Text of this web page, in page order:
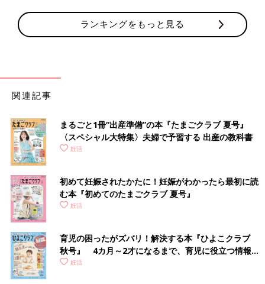
ランキングをもっと見る
関連記事
まるごと1冊“出産準備”の本『たまごクラブ 夏号』
〈スペシャル大特集〉夫婦で予習する 出産の教科書
妊活
初めて妊娠されたかたに！妊娠がわかったら最初に読
む本『初めてのたまごクラブ 夏号』
妊活
育児の困ったがズバリ！解決する本『ひよこクラブ
秋号』 4カ月～2才になるまで、育児に役立つ情報が
いっぱい！
妊活